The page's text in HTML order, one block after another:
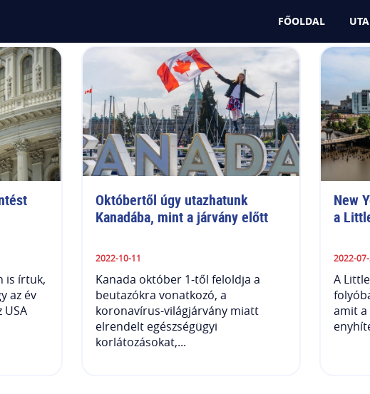
FŐOLDAL
is írtuk,
az év
USA
Októbertől úgy utazhatunk
Kanadába, mint a járvány előtt
2022-10-11
Kanada október 1-től feloldja a
beutazókra vonatkozó, a
koronavírus-világjárvány miatt
elrendelt egészségügyi
korlátozásokat,...
New
a
2022-
A
amit a